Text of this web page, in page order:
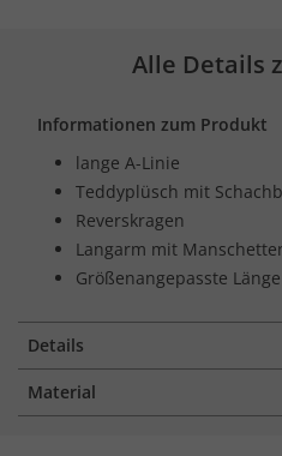
Alle Details
Informationen zum Produkt
lange A-Linie
Teddyplüsch mit
Reverskragen
Langarm mit
Größenangepasste
Details
Material